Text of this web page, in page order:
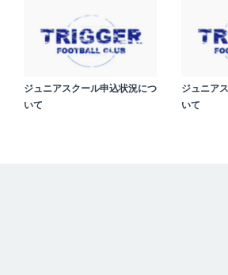
ジュニアスクール申込状況につ
いて
ジュニア
いて